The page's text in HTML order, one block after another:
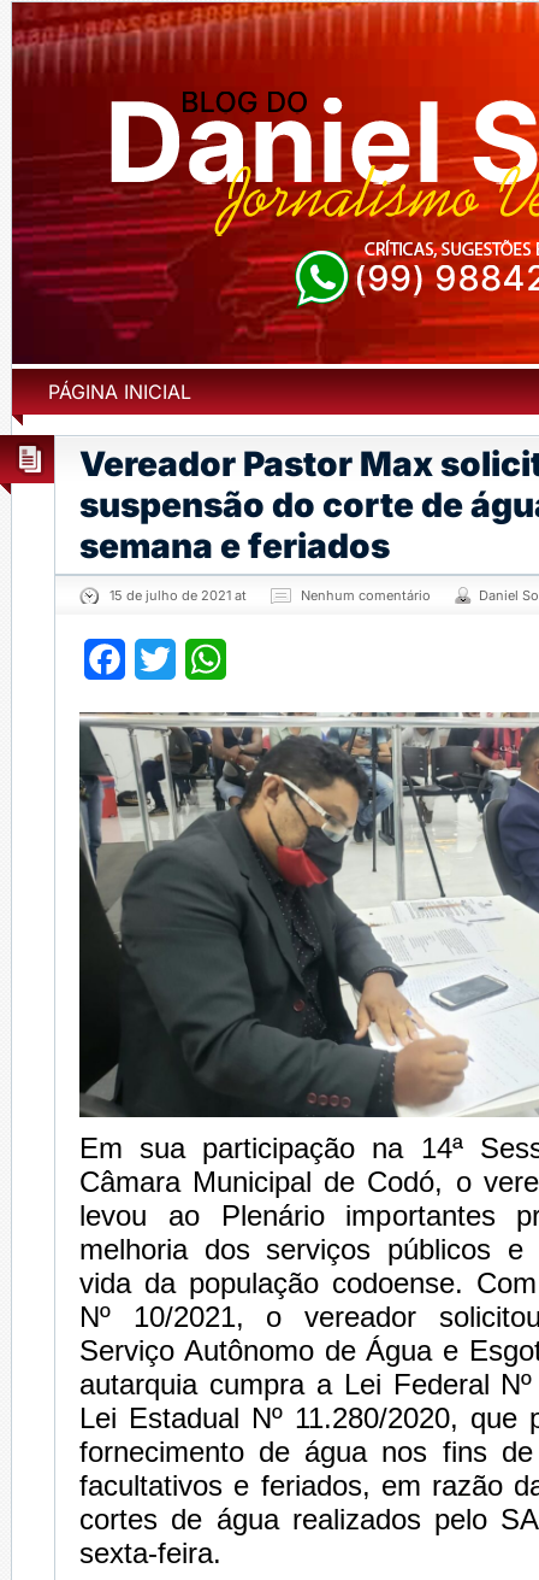
PÁGINA INICIAL
Vereador Pastor Max
suspensão do corte de
semana e feriados
15 de julho de 2021 at Nenhum comentário Daniel
Facebook
Twitter
Em sua participação na 14ª
Câmara Municipal de Codó, o
levou ao Plenário importantes
melhoria dos serviços públicos e
vida da população codoense.
Nº 10/2021, o vereador
Serviço Autônomo de Água e
autarquia cumpra a Lei Federal
Lei Estadual Nº 11.280/2020, que
fornecimento de água nos fins
facultativos e feriados, em razão
cortes de água realizados pelo
sexta-feira.